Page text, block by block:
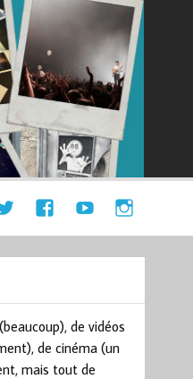
de vidéos
de cinéma (un
mais tout de